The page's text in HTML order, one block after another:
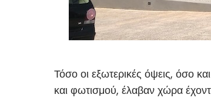
Τόσο οι εξωτερικές όψεις, όσο
και φωτισμού, έλαβαν χώρα